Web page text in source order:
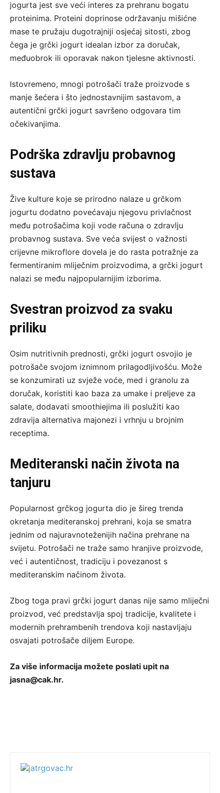
jogurta jest sve veći interes za prehranu bogatu
proteinima. Proteini doprinose održavanju mišićne
mase te pružaju dugotrajniji osjećaj sitosti, zbog
čega je grčki jogurt idealan izbor za doručak,
međuobrok ili oporavak nakon tjelesne aktivnosti.
Istovremeno, mnogi potrošači traže proizvode s
manje šećera i što jednostavnijim sastavom, a
autentični grčki jogurt savršeno odgovara tim
očekivanjima.
Podrška zdravlju probavnog
sustava
Žive kulture koje se prirodno nalaze u grčkom
jogurtu dodatno povećavaju njegovu privlačnost
među potrošačima koji vode računa o zdravlju
probavnog sustava. Sve veća svijest o važnosti
crijevne mikroflore dovela je do rasta potražnje za
fermentiranim mliječnim proizvodima, a grčki jogurt
nalazi se među najpopularnijim izborima.
Svestran proizvod za svaku
priliku
Osim nutritivnih prednosti, grčki jogurt osvojio je
potrošače svojom iznimnom prilagodljivošću. Može
se konzumirati uz svježe voće, med i granolu za
doručak, koristiti kao baza za umake i preljeve za
salate, dodavati smoothiejima ili poslužiti kao
zdravija alternativa majonezi i vrhnju u brojnim
receptima.
Mediteranski način života na
tanjuru
Popularnost grčkog jogurta dio je šireg trenda
okretanja mediteranskoj prehrani, koja se smatra
jednim od najuravnoteženijih načina prehrane na
svijetu. Potrošači ne traže samo hranjive proizvode,
već i autentičnost, tradiciju i povezanost s
mediteranskim načinom života.
Zbog toga pravi grčki jogurt danas nije samo mliječni
proizvod, već predstavlja spoj tradicije, kvalitete i
modernih prehrambenih trendova koji nastavljaju
osvajati potrošače diljem Europe.
Za više informacija možete poslati upit na
jasna@cak.hr.